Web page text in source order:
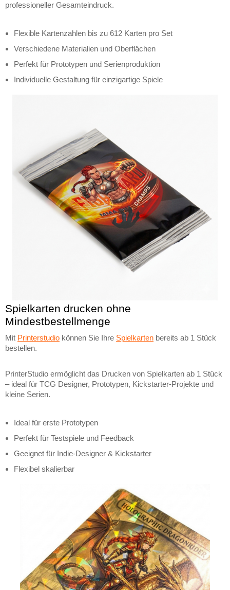
professioneller Gesamteindruck.
Flexible Kartenzahlen bis zu 612 Karten pro Set
Verschiedene Materialien und Oberflächen
Perfekt für Prototypen und Serienproduktion
Individuelle Gestaltung für einzigartige Spiele
Spielkarten drucken ohne
Mindestbestellmenge
Mit Printerstudio können Sie Ihre Spielkarten bereits ab 1 Stück
bestellen.
PrinterStudio ermöglicht das Drucken von Spielkarten ab 1 Stück
– ideal für TCG Designer, Prototypen, Kickstarter-Projekte und
kleine Serien.
Ideal für erste Prototypen
Perfekt für Testspiele und Feedback
Geeignet für Indie-Designer & Kickstarter
Flexibel skalierbar